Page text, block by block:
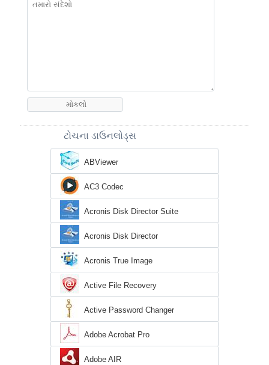
ટોચના ડાઉનલોડ્સ
ABViewer
AC3 Codec
Acronis Disk Director Suite
Acronis Disk Director
Acronis True Image
Active File Recovery
Active Password Changer
Adobe Acrobat Pro
Adobe AIR